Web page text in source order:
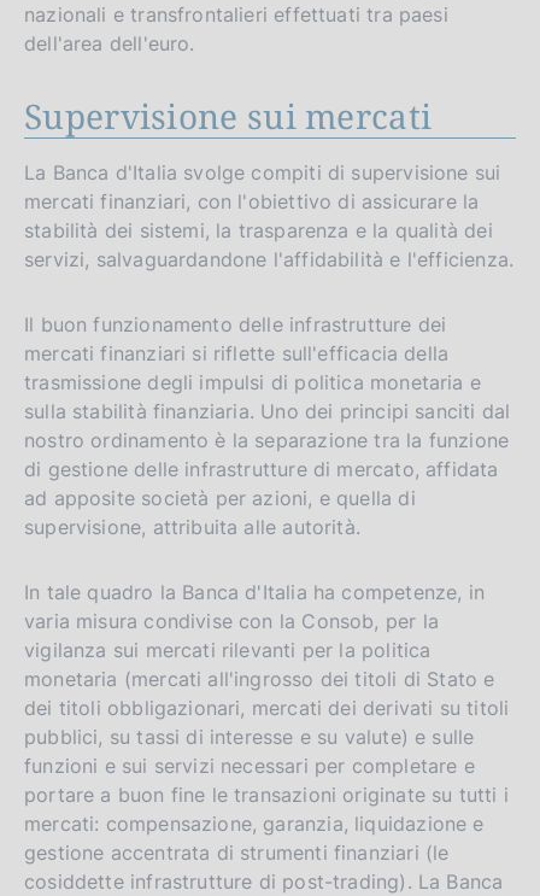
nazionali e transfrontalieri effettuati tra paesi
dell'area dell'euro.
Supervisione sui mercati
La Banca d'Italia svolge compiti di supervisione sui
mercati finanziari, con l'obiettivo di assicurare la
stabilità dei sistemi, la trasparenza e la qualità dei
servizi, salvaguardandone l'affidabilità e l'efficienza.
Il buon funzionamento delle infrastrutture dei
mercati finanziari si riflette sull'efficacia della
trasmissione degli impulsi di politica monetaria e
sulla stabilità finanziaria. Uno dei principi sanciti dal
nostro ordinamento è la separazione tra la funzione
di gestione delle infrastrutture di mercato, affidata
ad apposite società per azioni, e quella di
supervisione, attribuita alle autorità.
In tale quadro la Banca d'Italia ha competenze, in
varia misura condivise con la Consob, per la
vigilanza sui mercati rilevanti per la politica
monetaria (mercati all'ingrosso dei titoli di Stato e
dei titoli obbligazionari, mercati dei derivati su titoli
pubblici, su tassi di interesse e su valute) e sulle
funzioni e sui servizi necessari per completare e
portare a buon fine le transazioni originate su tutti i
mercati: compensazione, garanzia, liquidazione e
gestione accentrata di strumenti finanziari (le
cosiddette infrastrutture di post-trading). La Banca